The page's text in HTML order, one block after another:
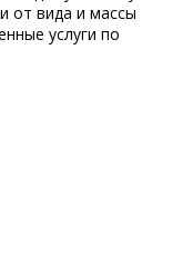
от вида и массы
услуги по